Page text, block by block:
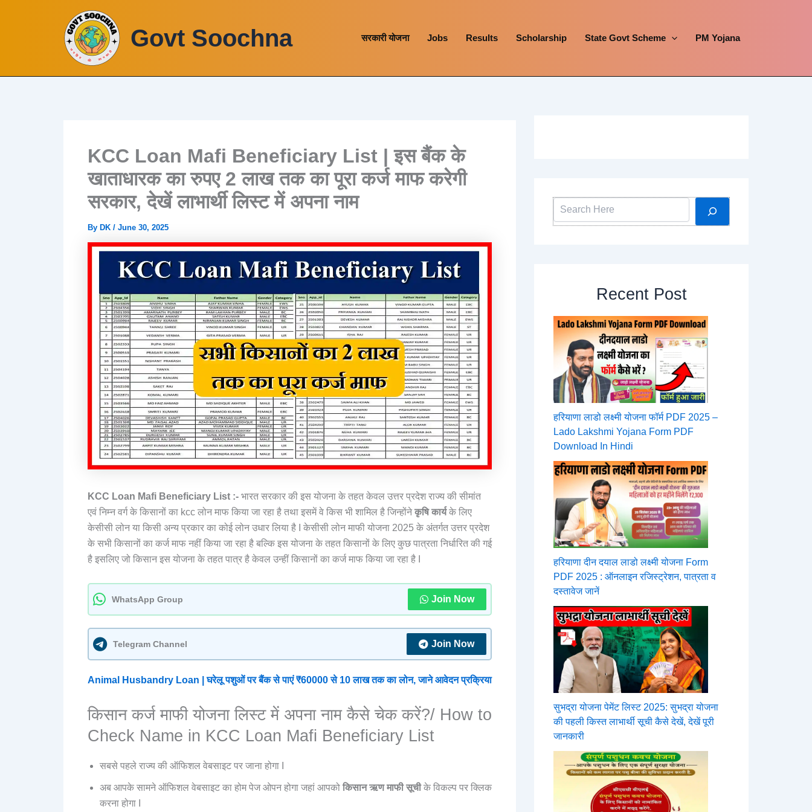
Govt Soochna सरकारी योजना Jobs Results Scholarship State Govt Scheme PM Yojana
KCC Loan Mafi Beneficiary List | इस बैंक के
खाताधारक का रुपए 2 लाख तक का पूरा कर्ज माफ करेगी
सरकार, देखें लाभार्थी लिस्ट में अपना नाम
By DK / June 30, 2025
KCC Loan Mafi Beneficiary List :-भारत सरकार की इस योजना के तहत केवल उत्तर प्रदेश राज्य की सीमांत
एवं निम्न वर्ग के किसानों का kcc लोन माफ किया जा रहा है तथा इसमें वे किस भी शामिल है जिन्होंनेकृषि कार्यके लिए
केसीसी लोन या किसी अन्य प्रकार का कोई लोन उधार लिया है I केसीसी लोन माफी योजना 2025 के अंतर्गत उत्तर प्रदेश
के सभी किसानों का कर्ज माफ नहीं किया जा रहा है बल्कि इस योजना के तहत किसानों के लिए कुछ पात्रता निर्धारित की गई
है इसलिए जो किसान इस योजना के तहत पात्र है केवल उन्हीं किसानों का कर्ज माफ किया जा रहा है I
WhatsApp Group Join Now
Telegram Channel Join Now
Animal Husbandry Loan | घरेलू पशुओं पर बैंक से पाएं ₹60000 से 10 लाख तक का लोन, जाने आवेदन प्रक्रिया
किसान कर्ज माफी योजना लिस्ट में अपना नाम कैसे चेक करें?/ How to
Check Name in KCC Loan Mafi Beneficiary List
सबसे पहले राज्य की ऑफिशल वेबसाइट पर जाना होगा I
अब आपके सामने ऑफिशल वेबसाइट का होम पेज ओपन होगा जहां आपको किसान ऋण माफी सूचीके विकल्प पर क्लिक
करना होगा I
Search
Recent Post
हरियाणा लाडो लक्ष्मी योजना फॉर्म PDF 2025 –
Lado Lakshmi Yojana Form PDF
Download In Hindi
हरियाणा दीन दयाल लाडो लक्ष्मी योजना Form
PDF 2025 : ऑनलाइन रजिस्ट्रेशन, पात्रता व
दस्तावेज जानें
सुभद्रा योजना पेमेंट लिस्ट 2025: सुभद्रा योजना
की पहली किस्त लाभार्थी सूची कैसे देखें, देखें पूरी
जानकारी